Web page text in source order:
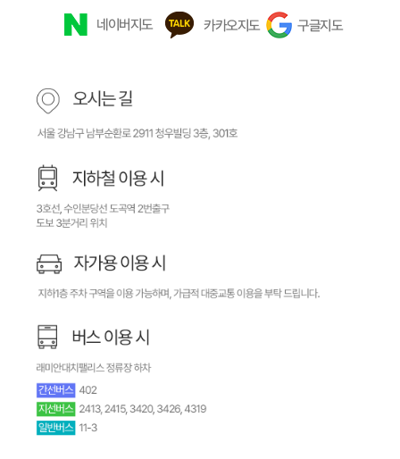
주소
서울 강남구 남부순환로 2911 청우빌딩 3층 301
호